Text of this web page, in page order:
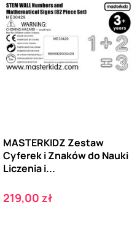
MASTERKIDZ Zestaw
Cyferek i Znaków do Nauki
Liczenia i...
Cena
219,00 zł